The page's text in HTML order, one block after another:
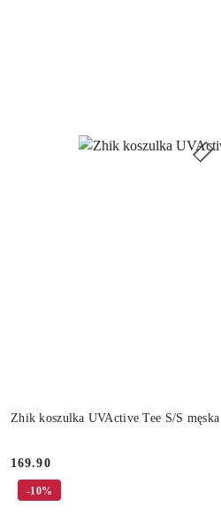
Zhik koszulka UVActive Tee S/S męska
Cena:
169.90
-10%